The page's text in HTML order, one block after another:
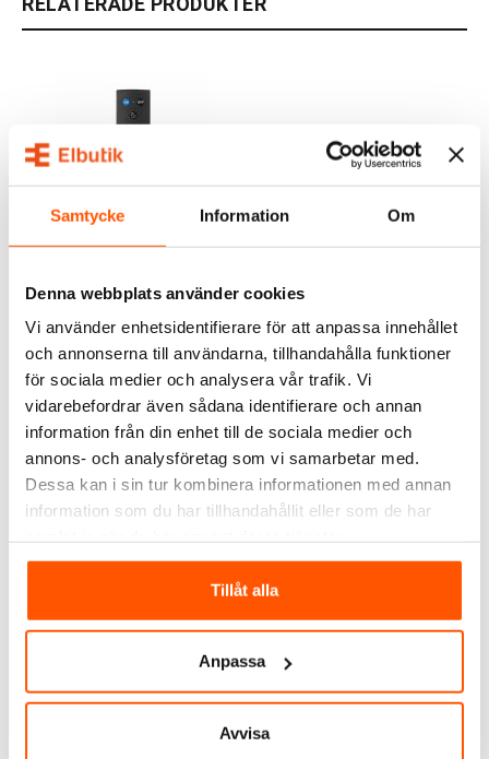
Samtycke Information Om
Denna webbplats använder cookies
Vi använder enhetsidentifierare för att anpassa innehållet
och annonserna till användarna, tillhandahålla funktioner
för sociala medier och analysera vår trafik. Vi
vidarebefordrar även sådana identifierare och annan
information från din enhet till de sociala medier och
annons- och analysföretag som vi samarbetar med.
Dessa kan i sin tur kombinera informationen med annan
information som du har tillhandahållit eller som de har
Tillåt alla
Anpassa
Avvisa
179,00 kr
LÄGG I VARUKORG
I webblager: 11 st
Light
449,00 kr
LÄGG I VARUKORG
Skickas inom 9-10 arbetsdagar
WiZ LED RGB Kron 4,9W
(40W) E14 WiFi
WiZ LED RGB Kron 2-
pack 4,9W (40W) E14 WiFi